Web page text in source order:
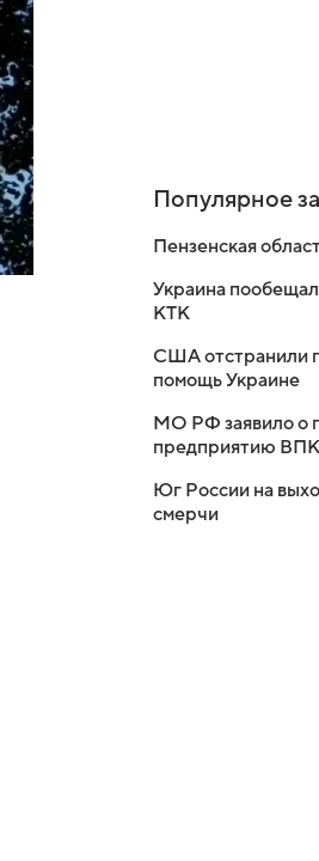
Популярное
Пензенская
Украина
КТК
США отстранили
помощь Украине
МО РФ заявило о
предприятию
Юг России на
смерчи